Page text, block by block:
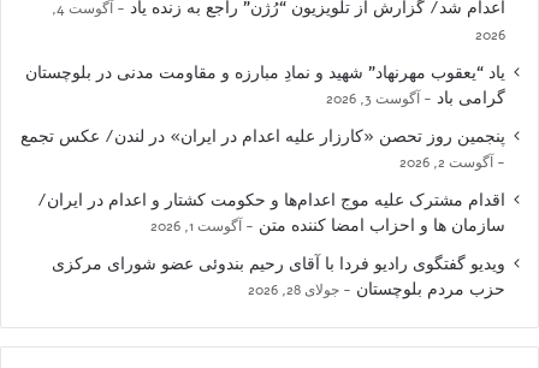
اعدام شد/ گزارش از تلویزیون “رُژن” راجع به زنده یاد
آگوست 4,
2026
یاد “یعقوب مهرنهاد” شهید و نمادِ مبارزه و مقاومت مدنی در بلوچستان
گرامی باد
آگوست 3, 2026
پنجمین روز تحصن «کارزار علیه اعدام در ایران» در لندن/ عکس تجمع
آگوست 2, 2026
اقدام مشترک علیه موج اعدام‌ها و حکومت کشتار و اعدام در ایران/
سازمان ها و احزاب امضا کننده متن
آگوست 1, 2026
ویدیو گفتگوی رادیو فردا با آقای رحیم بندوئی عضو شورای مرکزی
حزب مردم بلوچستان
جولای 28, 2026